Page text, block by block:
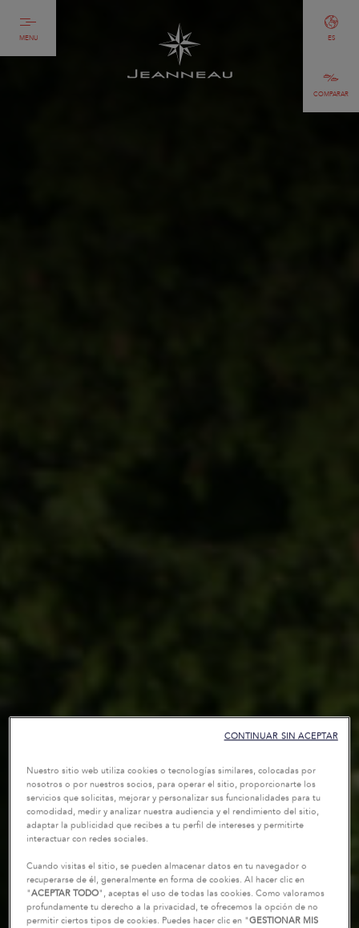
MENU
COMPARAR
ES
Nuestro sitio web utiliza cookies o tecnologías similares, colocadas por
nosotros o por nuestros socios, para operar el sitio, proporcionarte los
servicios que solicitas, mejorar y personalizar sus funcionalidades para tu
comodidad, medir y analizar nuestra audiencia y el rendimiento del sitio,
adaptar la publicidad que recibes a tu perfil de intereses y permitirte
interactuar con redes sociales.
Cuando visitas el sitio, se pueden almacenar datos en tu navegador o
recuperarse de él, generalmente en forma de cookies. Al hacer clic en
"ACEPTAR TODO", aceptas el uso de todas las cookies. Como valoramos
profundamente tu derecho a la privacidad, te ofrecemos la opción de no
permitir ciertos tipos de cookies. Puedes hacer clic en "GESTIONAR MIS
CONTINUAR SIN ACEPTAR